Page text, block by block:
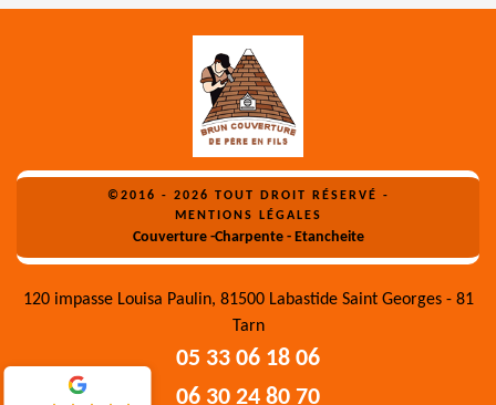
©2016 - 2026 TOUT DROIT RÉSERVÉ -
MENTIONS LÉGALES
Couverture -Charpente - Etancheite
120 impasse Louisa Paulin, 81500 Labastide Saint Georges - 81
Tarn
05 33 06 18 06
06 30 24 80 70